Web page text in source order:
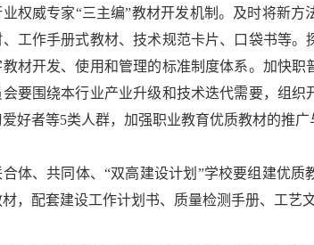
业权威专家“三主编”教材开发机制。及时将新
工作手册式教材、技术规范卡片、口袋书等
教材开发、使用和管理的标准制度体系。加快
会要围绕本行业产业升级和技术迭代需要，组
好者等5类人群，加强职业教育优质教材的推广
、共同体、“双高建设计划”学校要组建优质
，配套建设工作计划书、质量检测手册、工艺